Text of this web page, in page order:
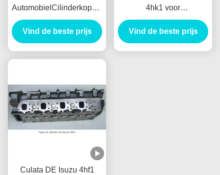
AutomobielCilinderkoppen
van Isuzu 4hg1 voor
Cilinderkoptapa DE
Cilindro DE Isuzu 4hg1
Vind de beste prijs
4hk1 voor
Cilinderkoptapa DE
Cilindro DE Isuzu 4hk1
Motor Culata
Vind de beste prijs
Culata DE Isuzu 4hf1